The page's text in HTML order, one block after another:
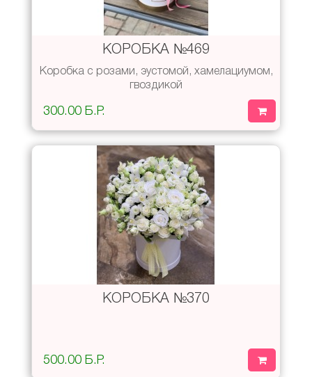
КОРОБКА №469
Коробка с розами, эустомой, хамелациумом,
гвоздикой
300.00 Б.Р.
КОРОБКА №370
500.00 Б.Р.